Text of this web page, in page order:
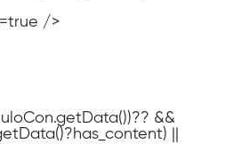
/>
&&
||